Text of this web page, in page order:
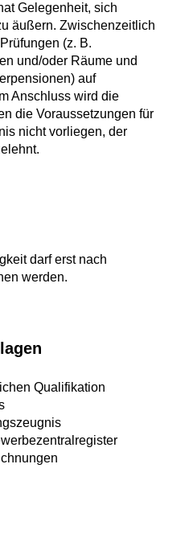
Gelegenheit, sich
äußern. Zwischenzeitlich
(z. B.
und/oder Räume und
auf
Anschluss wird die
die Voraussetzungen für
nicht vorliegen, der
darf erst nach
werden.
Qualifikation